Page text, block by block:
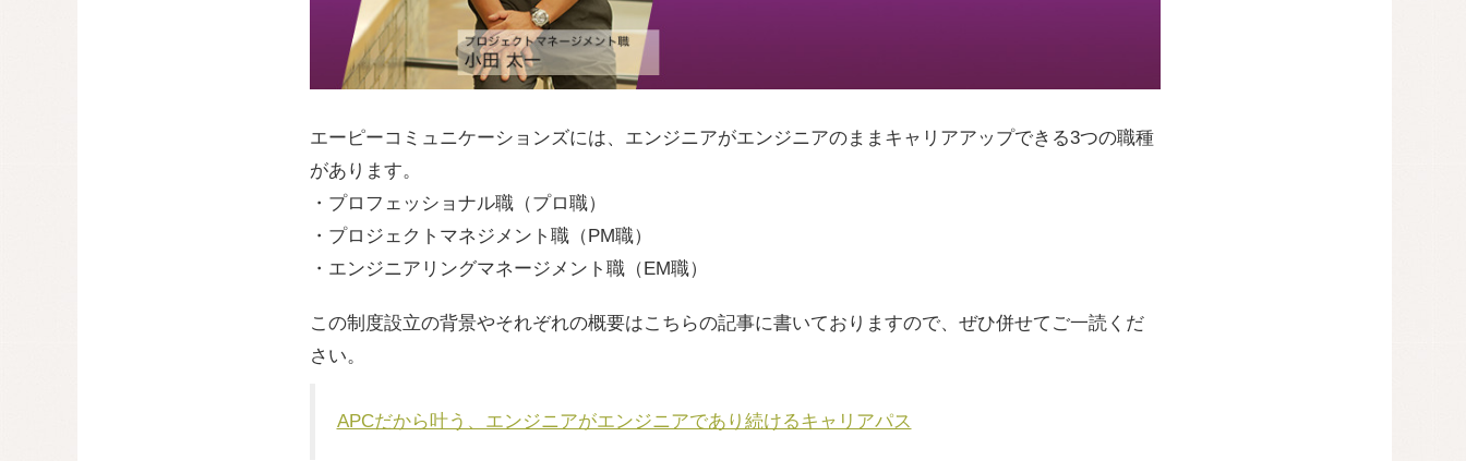
エーピーコミュニケーションズには、エンジニアがエンジニアのままキャリアアップできる3つの職種
があります。
・プロフェッショナル職（プロ職）
・プロジェクトマネジメント職（PM職）
・エンジニアリングマネージメント職（EM職）
この制度設立の背景やそれぞれの概要はこちらの記事に書いておりますので、ぜひ併せてご一読くだ
さい。
APCだから叶う、エンジニアがエンジニアであり続けるキャリアパス